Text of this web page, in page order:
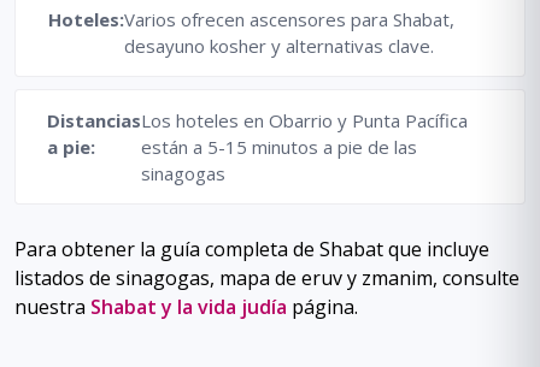
Hoteles:Varios ofrecen ascensores para Shabat,
desayuno kosher y alternativas clave.
Distancias
a pie:
Los hoteles en Obarrio y Punta Pacífica
están a 5-15 minutos a pie de las
sinagogas
Para obtener la guía completa de Shabat que incluye
listados de sinagogas, mapa de eruv y zmanim, consulte
nuestra Shabat y la vida judía página.